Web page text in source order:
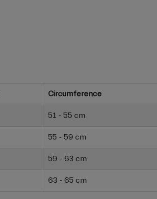
Circumference
51 - 55 cm
55 - 59 cm
59 - 63 cm
63 - 65 cm